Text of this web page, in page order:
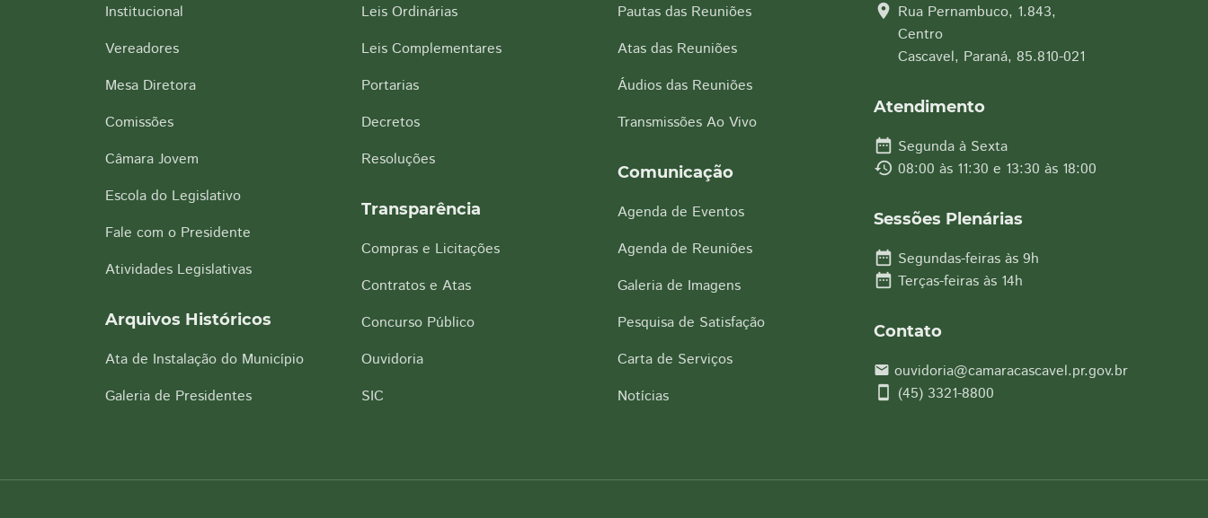
Institucional
Vereadores
Mesa Diretora
Comissões
Câmara Jovem
Escola do Legislativo
Fale com o Presidente
Atividades Legislativas
Arquivos Históricos
Ata de Instalação do Município
Galeria de Presidentes
Leis Ordinárias
Leis Complementares
Portarias
Decretos
Resoluções
Transparência
Compras e Licitações
Contratos e Atas
Concurso Público
Ouvidoria
SIC
Pautas das Reuniões
Atas das Reuniões
Áudios das Reuniões
Transmissões Ao Vivo
Comunicação
Agenda de Eventos
Agenda de Reuniões
Galeria de Imagens
Pesquisa de Satisfação
Carta de Serviços
Notícias
location_on Rua Pernambuco, 1.843,
Centro
Cascavel, Paraná, 85.810-021
Atendimento
date_range Segunda à Sexta
history 08:00 às 11:30 e 13:30 às 18:00
Sessões Plenárias
date_range Segundas-feiras às 9h
date_range Terças-feiras às 14h
Contato
email ouvidoria@camaracascavel.pr.gov.br
smartphone (45) 3321-8800